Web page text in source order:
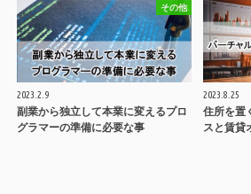
その他
2023.2.9
副業から独立して本業に変えるプロ
グラマーの準備に必要な事
2023.8.25
住所を置
スと賃貸